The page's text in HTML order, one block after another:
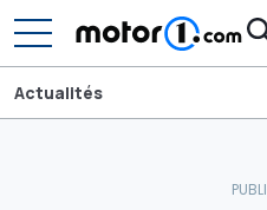
Actualités